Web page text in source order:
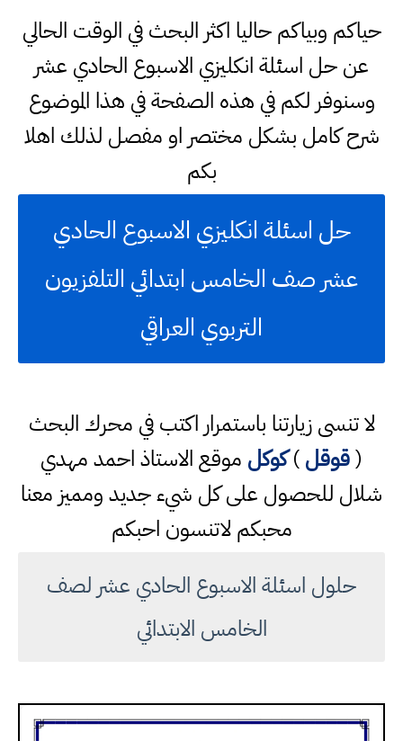
حياكم وبياكم حاليا اكثر البحث في الوقت الحالي
عن حل اسئلة انكليزي الاسبوع الحادي عشر
وسنوفر لكم في هذه الصفحة في هذا الموضوع
شرح كامل بشكل مختصر او مفصل لذلك اهلا
بكم
حل اسئلة انكليزي الاسبوع الحادي
عشر صف الخامس ابتدائي التلفزيون
التربوي العراقي
لا تنسى زيارتنا باستمرار اكتب في محرك البحث
(قوقل)كوكل موقع الاستاذ احمد مهدي
شلال للحصول على كل شيء جديد ومميز معنا
محبكم لاتنسون احبكم
حلول اسئلة الاسبوع الحادي عشر لصف
الخامس الابتدائي